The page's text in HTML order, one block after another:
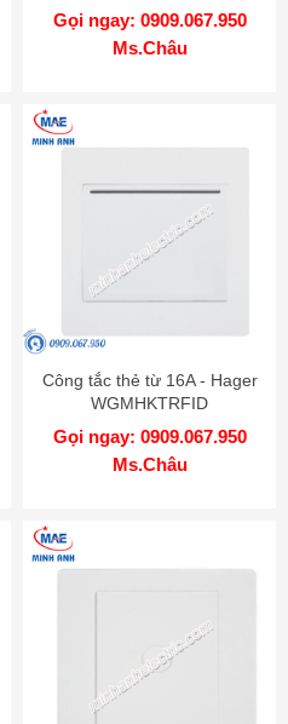
Gọi ngay: 0909.067.950
Ms.Châu
Công tắc thẻ từ 16A - Hager
WGMHKTRFID
Gọi ngay: 0909.067.950
Ms.Châu